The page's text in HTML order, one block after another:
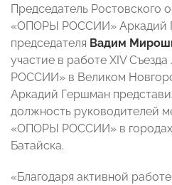
Председатель Ростовского
«ОПОРЫ РОССИИ» Аркадий
председателя Вадим
участие в работе XIV
РОССИИ» в Великом
Аркадий Гершман
должность руководителей
«ОПОРЫ РОССИИ» в городах
Батайска.
«Благодаря активной